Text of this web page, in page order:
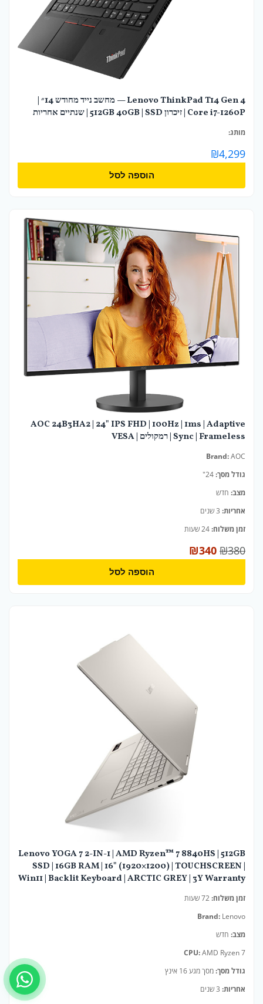
Lenovo ThinkPad T14 Gen 4 — מחשב נייד מחודש 14״ |
Core i7-1260P | זיכרון 40GB | SSD ‏512GB | שנתיים אחריות
מותג:
₪4,299
הוספה לסל
AOC 24B3HA2 | 24" IPS FHD | 100Hz | 1ms | Adaptive
Sync | Frameless | רמקולים | VESA
Brand:AOC
גודל מסך:
מצב: חדש
אחריות:
זמן משלוח:
₪380
₪340
הוספה לסל
Lenovo YOGA 7 2-IN-1 | AMD Ryzen™ 7 8840HS | 512GB
SSD | 16GB RAM | 16" (1920×1200) | TOUCHSCREEN |
Win11 | Backlit Keyboard | ARCTIC GREY | 3Y Warranty
זמן משלוח:
Brand: Lenovo
מצב: חדש
CPU:AMD Ryzen 7
גודל מסך:מסך מגע 16 אינץ
אחריות: